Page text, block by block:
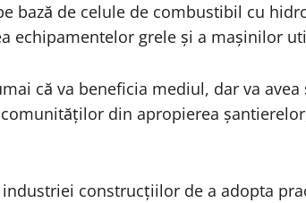
bază de celule de combustibil cu
echipamentelor grele și a mașinilor
că va beneficia mediul, dar va
din apropierea
construcțiilor de a adopta